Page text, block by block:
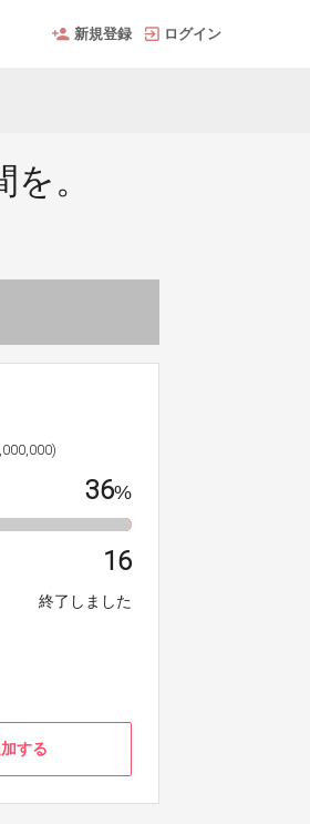
新規登録 ログイン
。
36%
16
終了しました
する